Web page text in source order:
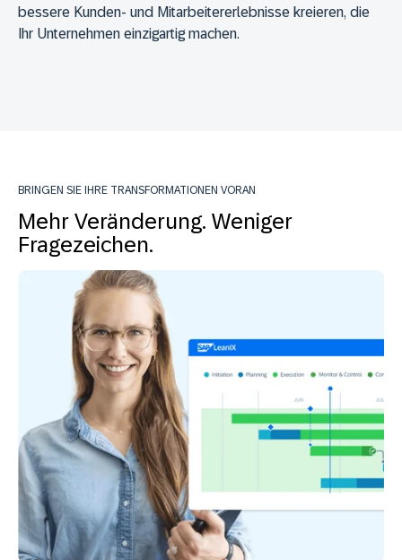
bessere Kunden- und Mitarbeiter­erlebnisse kreieren, die
Ihr Unternehmen einzigartig machen.
BRINGEN SIE IHRE TRANSFORMATIONEN VORAN
Mehr Veränderung. Weniger
Fragezeichen.